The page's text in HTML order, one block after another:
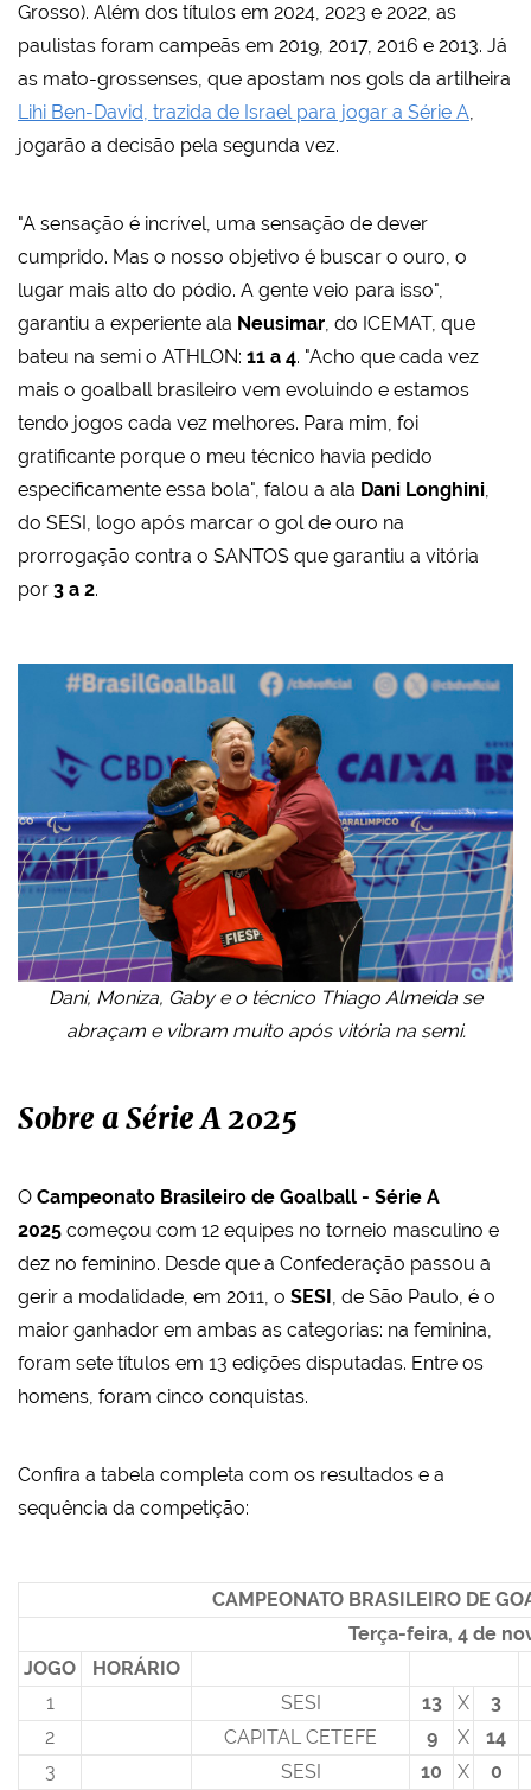
Grosso). Além dos títulos em 2024, 2023 e 2022, as
paulistas foram campeãs em 2019, 2017, 2016 e 2013. Já
as mato-grossenses, que apostam nos gols da artilheira
Lihi Ben-David, trazida de Israel para jogar a Série A,
jogarão a decisão pela segunda vez.
"A sensação é incrível, uma sensação de dever
cumprido. Mas o nosso objetivo é buscar o ouro, o
lugar mais alto do pódio. A gente veio para isso",
garantiu a experiente ala Neusimar, do ICEMAT, que
bateu na semi o ATHLON: 11 a 4. "Acho que cada vez
mais o goalball brasileiro vem evoluindo e estamos
tendo jogos cada vez melhores. Para mim, foi
gratificante porque o meu técnico havia pedido
especificamente essa bola", falou a ala Dani Longhini,
do SESI, logo após marcar o gol de ouro na
prorrogação contra o SANTOS que garantiu a vitória
por 3 a 2.
Dani, Moniza, Gaby e o técnico Thiago Almeida se
abraçam e vibram muito após vitória na semi.
Sobre a Série A 2025
O Campeonato Brasileiro de Goalball - Série A
2025 começou com 12 equipes no torneio masculino e
dez no feminino. Desde que a Confederação passou a
gerir a modalidade, em 2011, o SESI , de São Paulo, é o
maior ganhador em ambas as categorias: na feminina,
foram sete títulos em 13 edições disputadas. Entre os
homens, foram cinco conquistas.
Confira a tabela completa com os resultados e a
sequência da competição:
CAMPEONATO BRASILEIRO DE
Terça-feira, 4 de
JOGO
HORÁRIO
1
SESI 13 X
3
2
CAPITAL CETEFE 9 X
14
3
SESI 10 X 0